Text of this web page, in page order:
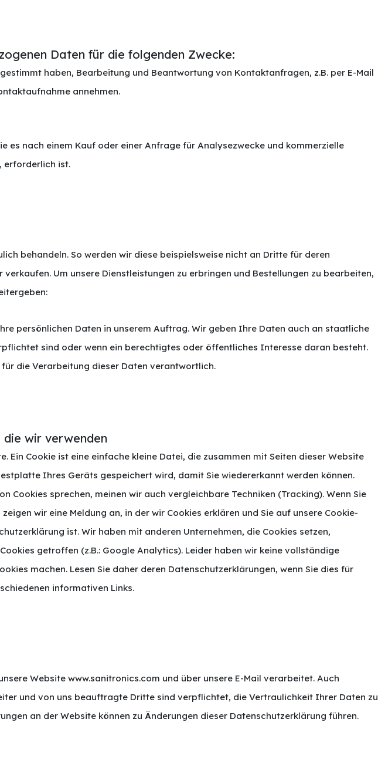
Daten für die folgenden Zwecke:
haben, Bearbeitung und Beantwortung von Kontaktanfragen, z.B. per E-Mail
annehmen.
es nach einem Kauf oder einer Anfrage für Analysezwecke und kommerzielle
erforderlich ist.
behandeln. So werden wir diese beispielsweise nicht an Dritte für deren
Um unsere Dienstleistungen zu erbringen und Bestellungen zu bearbeiten,
persönlichen Daten in unserem Auftrag. Wir geben Ihre Daten auch an staatliche
sind oder wenn ein berechtigtes oder öffentliches Interesse daran besteht.
die Verarbeitung dieser Daten verantwortlich.
die wir verwenden
Ein Cookie ist eine einfache kleine Datei, die zusammen mit Seiten dieser Website
Ihres Geräts gespeichert wird, damit Sie wiedererkannt werden können.
Cookies sprechen, meinen wir auch vergleichbare Techniken (Tracking). Wenn Sie
wir eine Meldung an, in der wir Cookies erklären und Sie auf unsere Cookie-
ist. Wir haben mit anderen Unternehmen, die Cookies setzen,
getroffen (z.B.: Google Analytics). Leider haben wir keine vollständige
machen. Lesen Sie daher deren Datenschutzerklärungen, wenn Sie dies für
informativen Links.
Website www.sanitronics.com und über unsere E-Mail verarbeitet. Auch
und von uns beauftragte Dritte sind verpflichtet, die Vertraulichkeit Ihrer Daten zu
an der Website können zu Änderungen dieser Datenschutzerklärung führen.